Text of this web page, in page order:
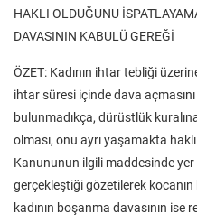
HAKLI OLDUĞUNU
DAVASININ KABULÜ GEREĞİ
ÖZET: Kadının ihtar tebliği
ihtar süresi içinde dava
bulunmadıkça, dürüstlük
olması, onu ayrı yaşamakta
Kanununun ilgili maddesinde
gerçekleştiği gözetilerek
kadının boşanma davasının ise